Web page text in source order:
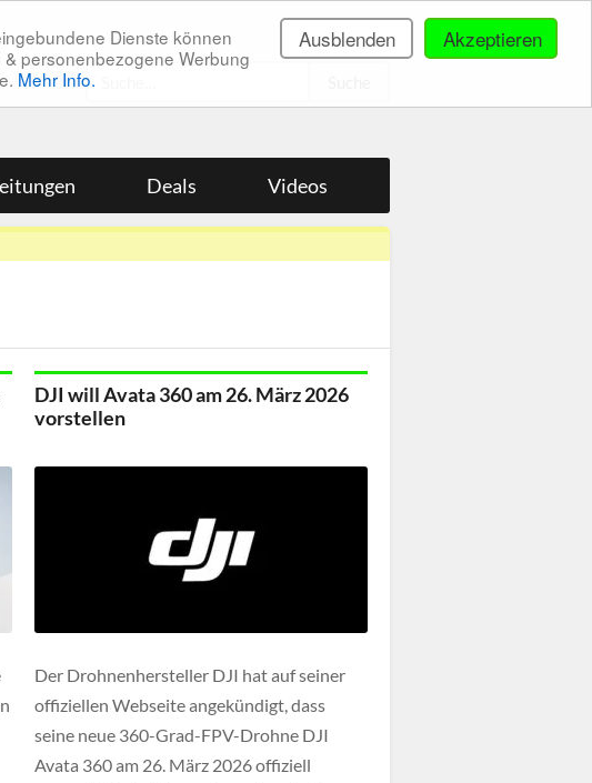
Akzeptieren
Ausblenden
Dienste können
personenbezogene Werbung
Mehr Info.
Deals Videos
DJI will Avata 360 am 26. März 2026
vorstellen
Der Drohnenhersteller DJI hat auf seiner
offiziellen Webseite angekündigt, dass
seine neue 360-Grad-FPV-Drohne DJI
Avata 360 am 26. März 2026 offiziell